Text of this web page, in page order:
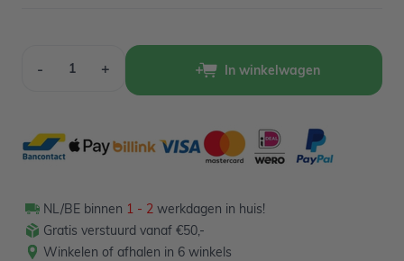
- + In winkelwagen
NL/BE binnen 1 - 2 werkdagen in huis!
Gratis verstuurd vanaf €50,-
Winkelen of afhalen in 6 winkels